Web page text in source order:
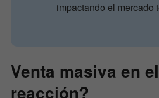
impactando el mercado
Venta masiva en
reacción?